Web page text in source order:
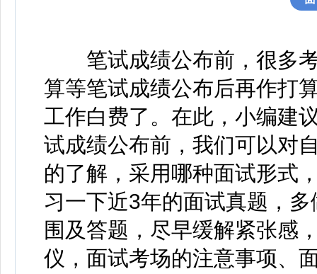
笔试成绩公布前，很多考
算等笔试成绩公布后再作打
工作白费了。在此，小编建
试成绩公布前，我们可以对
的了解，采用哪种面试形式
习一下近3年的面试真题，
围及答题，尽早缓解紧张感
仪，面试考场的注意事项、